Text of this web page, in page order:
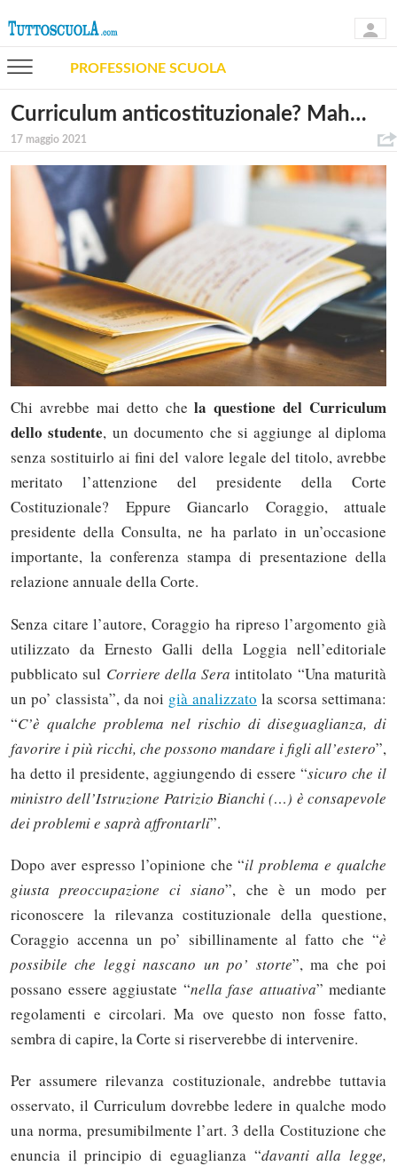
PROFESSIONE SCUOLA
Curriculum anticostituzionale? Mah…
17 maggio 2021
Chi avrebbe mai detto che la questione del Curriculum
dello studente, un documento che si aggiunge al diploma
senza sostituirlo ai fini del valore legale del titolo, avrebbe
meritato l’attenzione del presidente della Corte
Costituzionale? Eppure Giancarlo Coraggio, attuale
presidente della Consulta, ne ha parlato in un’occasione
importante, la conferenza stampa di presentazione della
relazione annuale della Corte.
Senza citare l’autore, Coraggio ha ripreso l’argomento già
utilizzato da Ernesto Galli della Loggia nell’editoriale
pubblicato sul Corriere della Sera intitolato “Una maturità
un po’ classista”, da noi già analizzato la scorsa settimana:
“C’è qualche problema nel rischio di diseguaglianza, di
favorire i più ricchi, che possono mandare i figli all’estero”,
ha detto il presidente, aggiungendo di essere “sicuro che il
ministro dell’Istruzione Patrizio Bianchi (…) è consapevole
dei problemi e saprà affrontarli”.
Dopo aver espresso l’opinione che “il problema e qualche
giusta preoccupazione ci siano”, che è un modo per
riconoscere la rilevanza costituzionale della questione,
Coraggio accenna un po’ sibillinamente al fatto che “è
possibile che leggi nascano un po’ storte”, ma che poi
possano essere aggiustate “nella fase attuativa” mediante
regolamenti e circolari. Ma ove questo non fosse fatto,
sembra di capire, la Corte si riserverebbe di intervenire.
Per assumere rilevanza costituzionale, andrebbe tuttavia
osservato, il Curriculum dovrebbe ledere in qualche modo
una norma, presumibilmente l’art. 3 della Costituzione che
enuncia il principio di eguaglianza “davanti alla legge,